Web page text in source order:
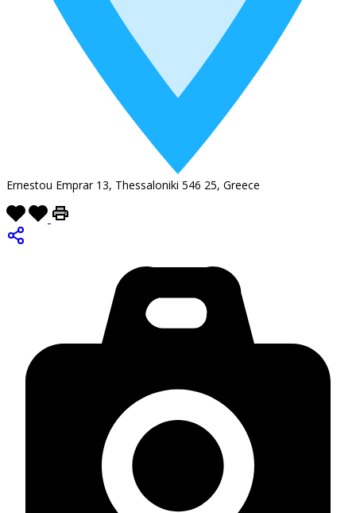
Ernestou Emprar 13, Thessaloniki 546 25, Greece